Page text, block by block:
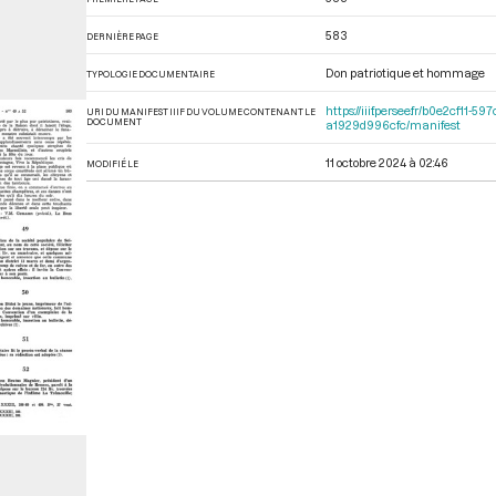
DERNIÈRE PAGE 583
TYPOLOGIE DOCUMENTAIRE Don patriotique et hommage
URI DU MANIFEST IIIF DU VOLUME CONTENANT LE
DOCUMENT
https://iiif.persee.fr/b0e2cf11-
a1929d996cfc/manifest
MODIFIÉ LE 11 octobre 2024 à 02:46